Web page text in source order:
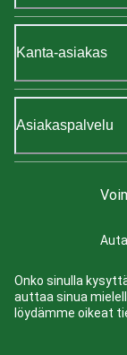
Kanta-asiakas
Asiakaspalvelu
Onko sinulla
auttaa sinua
löydämme oikeat